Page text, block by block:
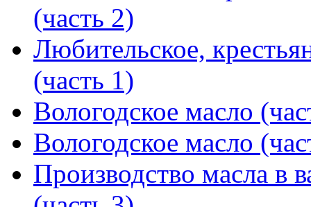
(часть 2)
Любительское,
(часть 1)
Вологодское масло
Вологодское масло
Производство масла в